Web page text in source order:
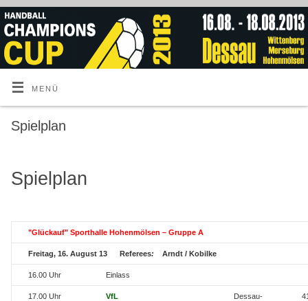
MENÜ
Spielplan
Spielplan
"Glückauf" Sporthalle Hohenmölsen – Gruppe A
Freitag, 16. August 13 Referees: Arndt / Kobilke
16.00 Uhr Einlass
17.00 Uhr
VfL
Dessau-